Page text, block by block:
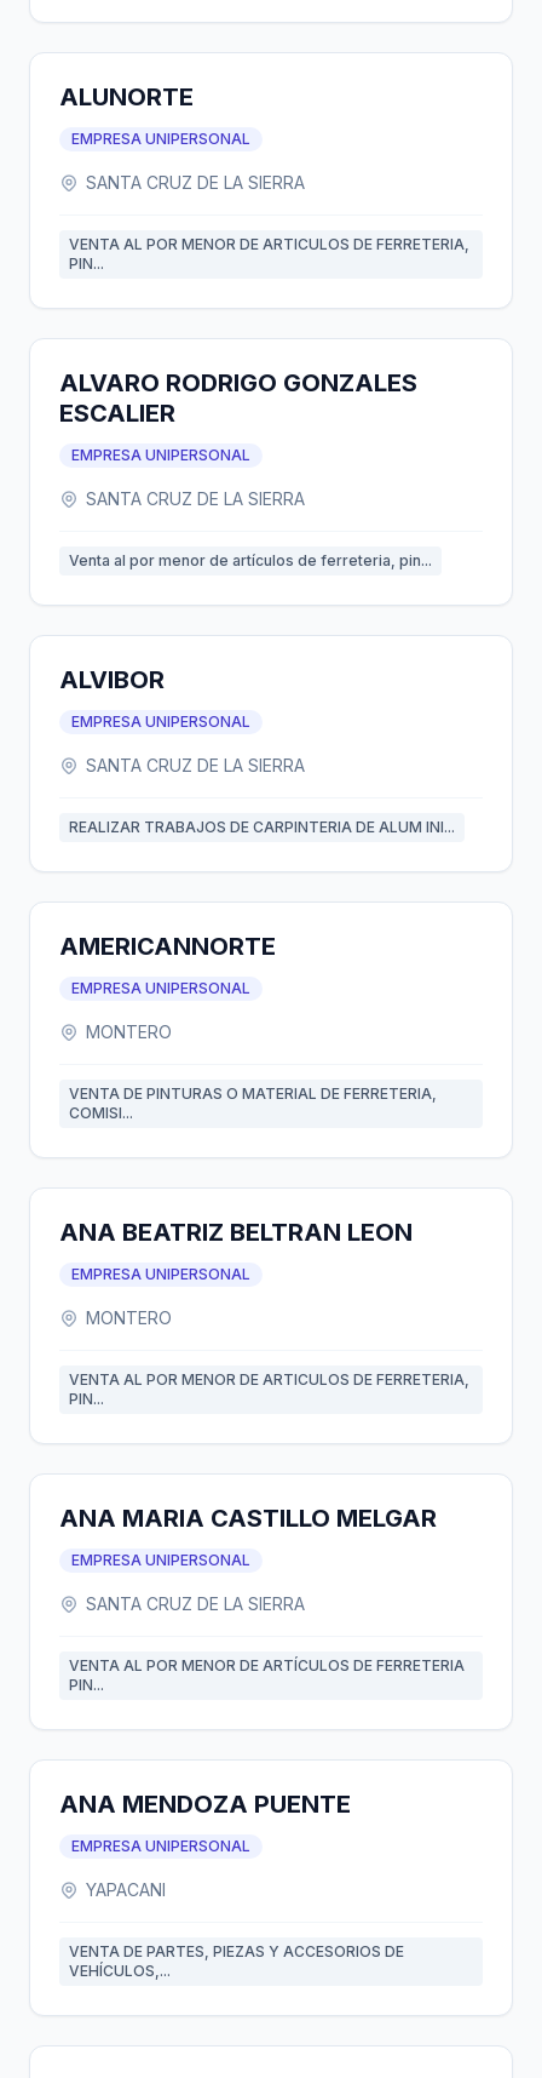
ALUNORTE
EMPRESA UNIPERSONAL
SANTA CRUZ DE LA SIERRA
VENTA AL POR MENOR DE ARTICULOS DE FERRETERIA,
PIN...
ALVARO RODRIGO GONZALES
ESCALIER
EMPRESA UNIPERSONAL
SANTA CRUZ DE LA SIERRA
Venta al por menor de artículos de ferreteria, pin...
ALVIBOR
EMPRESA UNIPERSONAL
SANTA CRUZ DE LA SIERRA
REALIZAR TRABAJOS DE CARPINTERIA DE ALUM INI...
AMERICANNORTE
EMPRESA UNIPERSONAL
MONTERO
VENTA DE PINTURAS O MATERIAL DE FERRETERIA,
COMISI...
ANA BEATRIZ BELTRAN LEON
EMPRESA UNIPERSONAL
MONTERO
VENTA AL POR MENOR DE ARTICULOS DE FERRETERIA,
PIN...
ANA MARIA CASTILLO MELGAR
EMPRESA UNIPERSONAL
SANTA CRUZ DE LA SIERRA
VENTA AL POR MENOR DE ARTÍCULOS DE FERRETERIA
PIN...
ANA MENDOZA PUENTE
EMPRESA UNIPERSONAL
YAPACANI
VENTA DE PARTES, PIEZAS Y ACCESORIOS DE
VEHÍCULOS,...